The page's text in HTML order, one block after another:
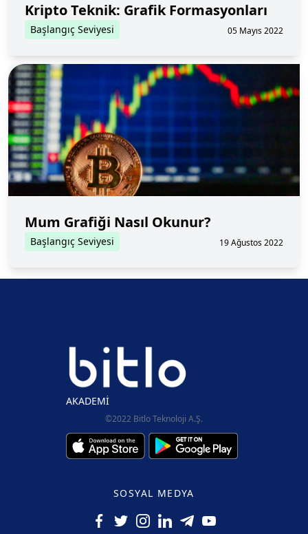
Kripto Teknik: Grafik Formasyonları
Başlangıç Seviyesi 05 Mayıs 2022
Mum Grafiği Nasıl Okunur?
Başlangıç Seviyesi 19 Ağustos 2022
AKADEMİ
©2022 Bitlo Teknoloji A.Ş.
SOSYAL MEDYA